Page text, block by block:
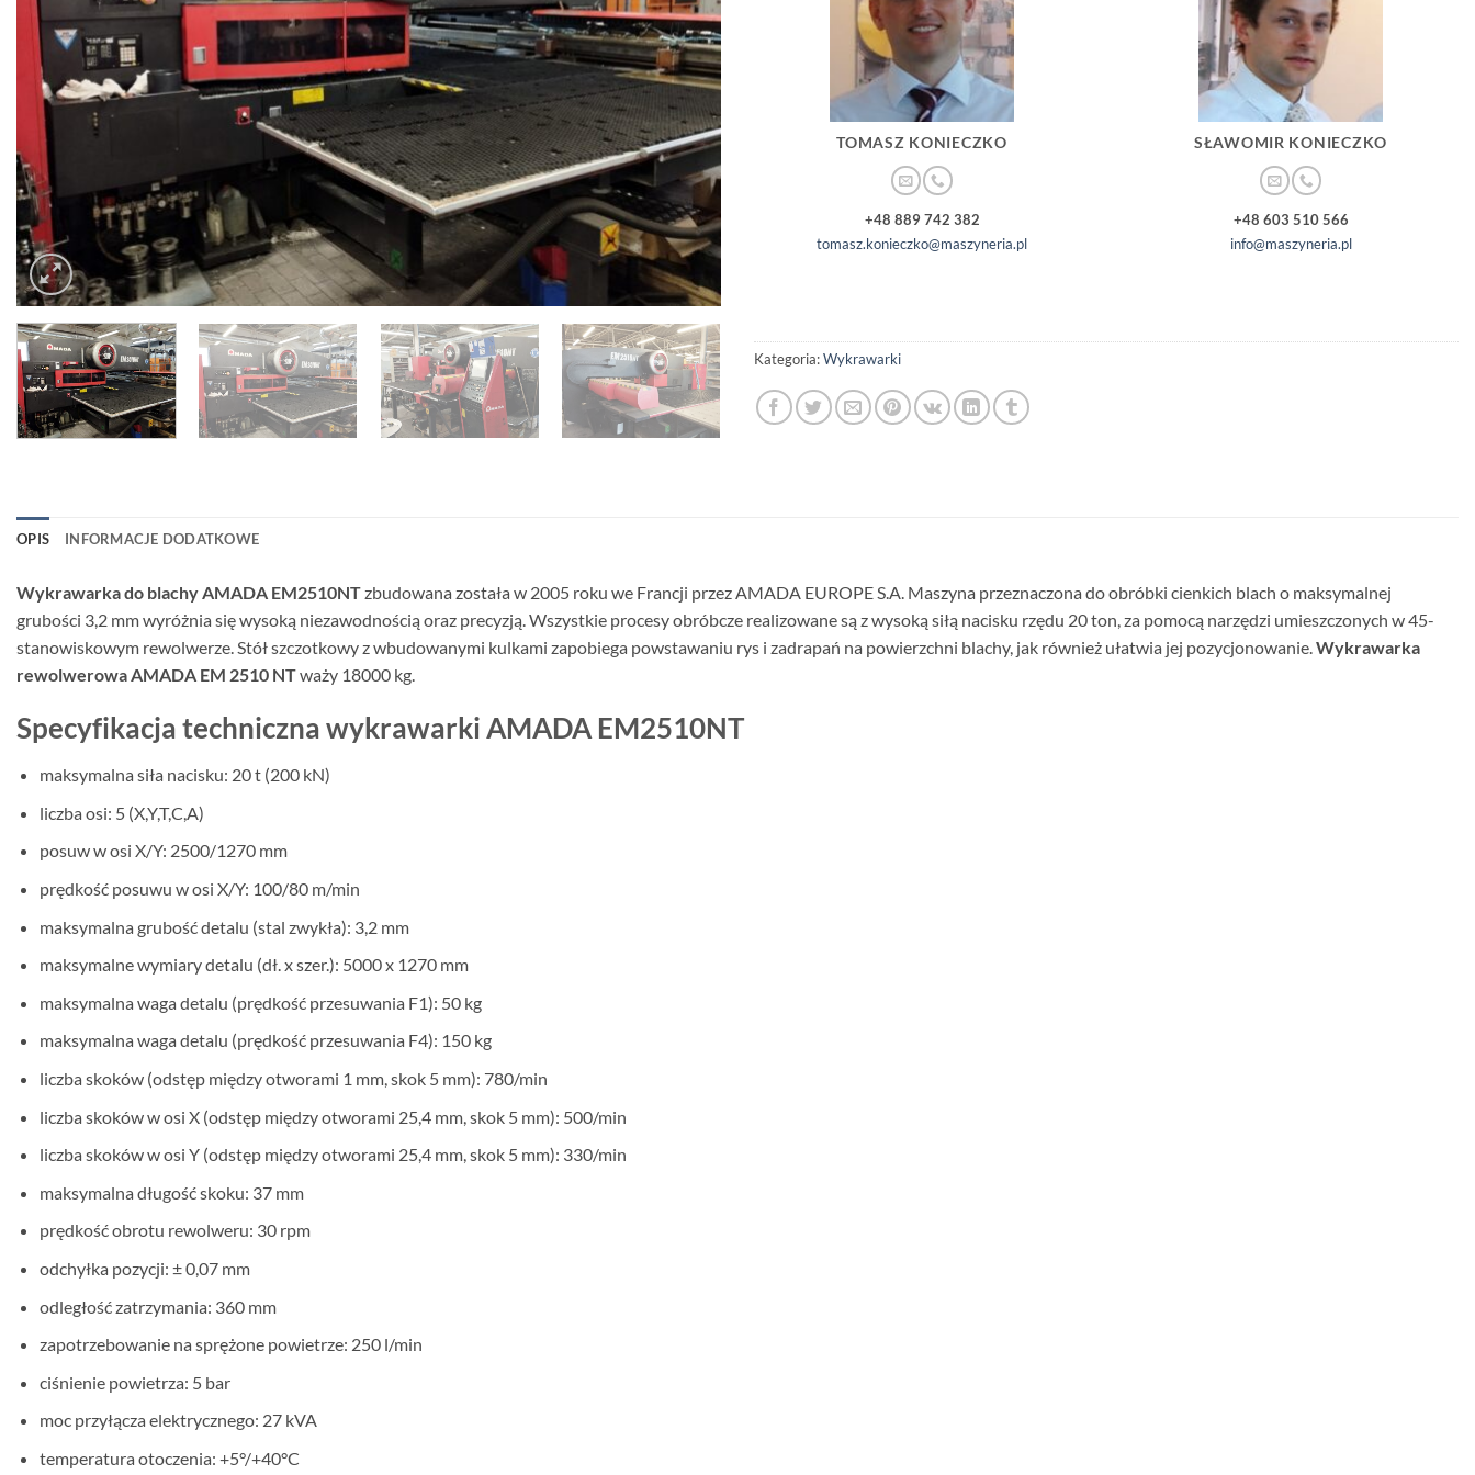
TOMASZ KONIECZKO
+48 889 742 382
tomasz.konieczko@maszyneria.pl
SŁAWOMIR KONIECZKO
+48 603 510 566
info@maszyneria.pl
Kategoria:Wykrawarki
OPIS INFORMACJE DODATKOWE
Wykrawarka do blachy AMADA EM2510NTzbudowana została w 2005 roku we Francji przez AMADA EUROPE S.A. Maszyna przeznaczona do obróbki cienkich blach o maksymalnej
grubości 3,2 mm wyróżnia się wysoką niezawodnością oraz precyzją. Wszystkie procesy obróbcze realizowane są z wysoką siłą nacisku rzędu 20 ton, za pomocą narzędzi umieszczonych w 45-
stanowiskowym rewolwerze. Stół szczotkowy z wbudowanymi kulkami zapobiega powstawaniu rys i zadrapań na powierzchni blachy, jak również ułatwia jej pozycjonowanie. Wykrawarka
rewolwerowa AMADA EM 2510 NTważy 18000 kg.
Specyfikacja techniczna wykrawarki AMADA EM2510NT
maksymalna siła nacisku: 20 t (200 kN)
liczba osi: 5 (X,Y,T,C,A)
posuw w osi X/Y: 2500/1270 mm
prędkość posuwu w osi X/Y: 100/80 m/min
maksymalna grubość detalu (stal zwykła): 3,2 mm
maksymalne wymiary detalu (dł. x szer.): 5000 x 1270 mm
maksymalna waga detalu (prędkość przesuwania F1): 50 kg
maksymalna waga detalu (prędkość przesuwania F4): 150 kg
liczba skoków (odstęp między otworami 1 mm, skok 5 mm): 780/min
liczba skoków w osi X (odstęp między otworami 25,4 mm, skok 5 mm): 500/min
liczba skoków w osi Y (odstęp między otworami 25,4 mm, skok 5 mm): 330/min
maksymalna długość skoku: 37 mm
prędkość obrotu rewolweru: 30 rpm
odchyłka pozycji: ± 0,07 mm
odległość zatrzymania: 360 mm
zapotrzebowanie na sprężone powietrze: 250 l/min
ciśnienie powietrza: 5 bar
moc przyłącza elektrycznego: 27 kVA
temperatura otoczenia: +5°/+40°C